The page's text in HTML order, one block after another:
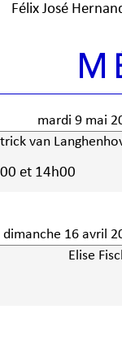
Félix José
mardi 9 mai
van
et 14h00
dimanche 16 avril
Elise